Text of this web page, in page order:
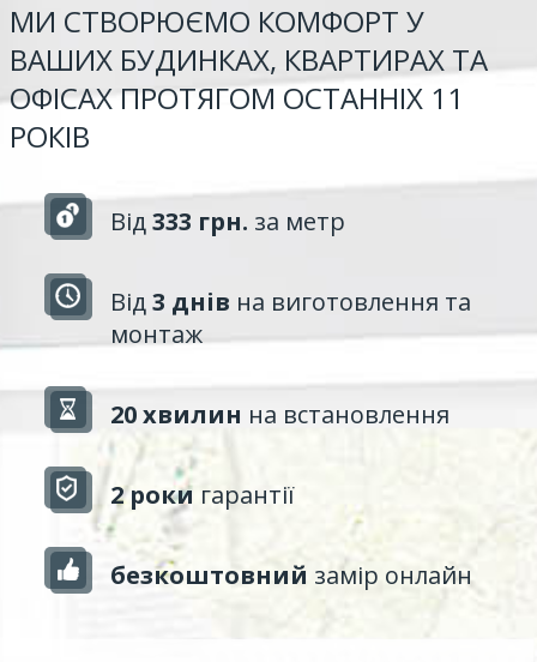
МИ СТВОРЮЄМО КОМФОРТ У
ВАШИХ БУДИНКАХ, КВАРТИРАХ ТА
ОФІСАХ ПРОТЯГОМ ОСТАННІХ 11
РОКІВ
Від333 грн. за метр
Від3 днів на виготовлення та
монтаж
20 хвилин на встановлення
2 роки гарантії
безкоштовний замір онлайн